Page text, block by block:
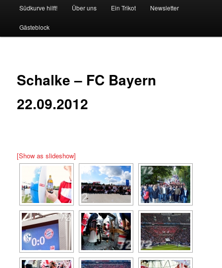
Südkurve hilft! Über uns Ein Trikot Newsletter
Gästeblock
Schalke – FC Bayern
22.09.2012
[Show as slideshow]